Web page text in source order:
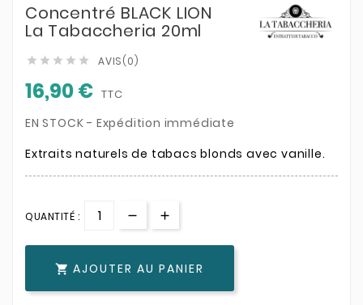
Concentré BLACK LION
La Tabaccheria 20ml
     AVIS(0)
16,90 € TTC
EN STOCK - Expédition immédiate
Extraits naturels de tabacs blonds avec vanille.
QUANTITÉ :
 AJOUTER AU PANIER